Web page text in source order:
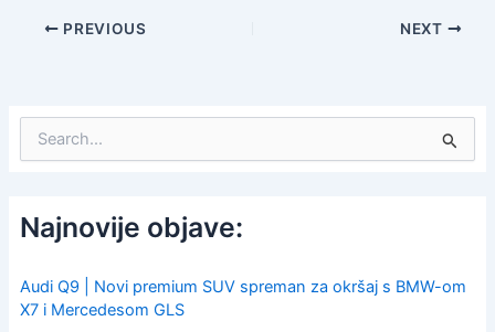
PREVIOUS NEXT
c
h
o
r
Najnovije objave:
Audi Q9 | Novi premium SUV spreman za okršaj s BMW-om
X7 i Mercedesom GLS